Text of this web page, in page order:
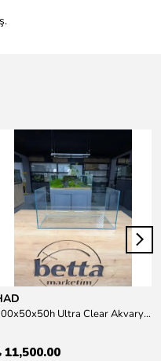
100x50x50h Ultra Clear Akvaryum 10mm 90derece Birleşim /Sadece Otobüs Kargosu ile Gönderim Yapılır !
11,500.00